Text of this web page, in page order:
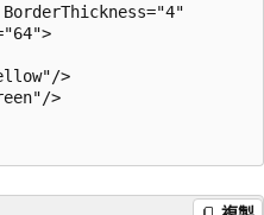
>
>